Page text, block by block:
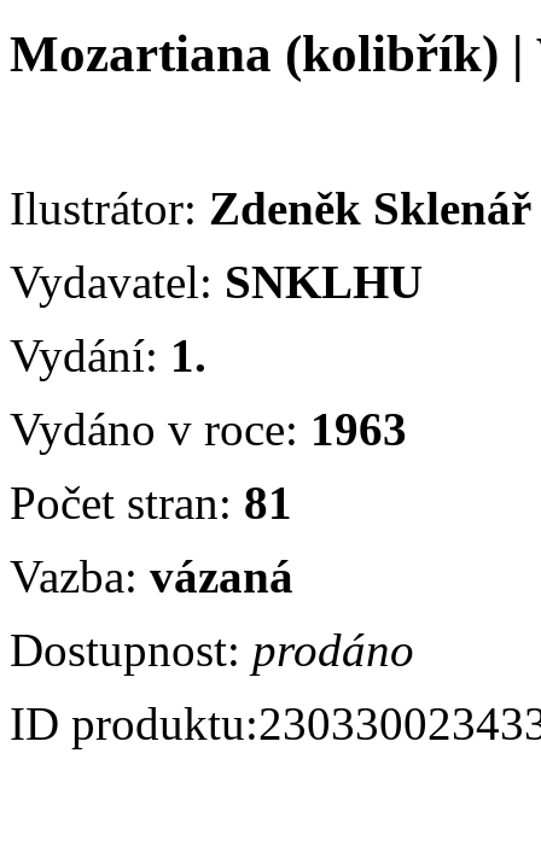
Mozartiana (kolibřík) |
Ilustrátor: Zdeněk
Vydavatel: SNKLHU
Vydání: 1.
Vydáno v roce: 1963
Počet stran: 81
Vazba: vázaná
Dostupnost: prodáno
ID produktu: